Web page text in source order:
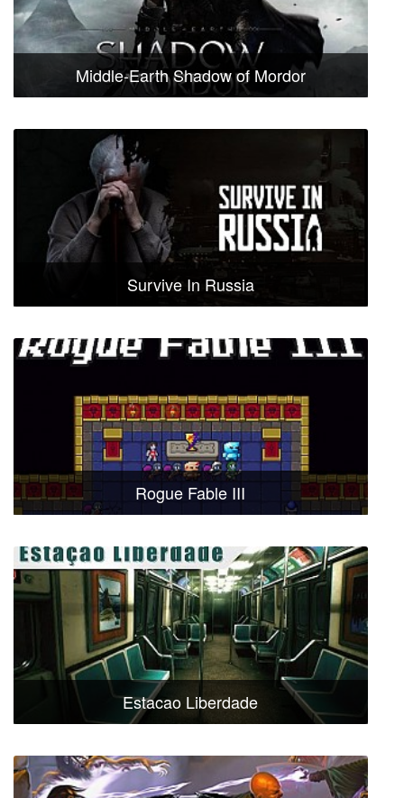
Middle-Earth Shadow of Mordor
Survive In Russia
Rogue Fable III
Estacao Liberdade